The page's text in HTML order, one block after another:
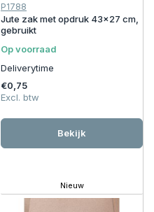
P1788
Jute zak met opdruk 43x27 cm,
gebruikt
Op voorraad
Deliverytime
€0,75
Excl. btw
Bekijk
Nieuw